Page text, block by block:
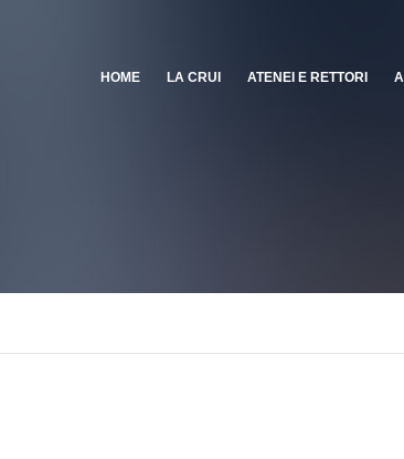
HOME LA CRUI ATENEI E RETTORI